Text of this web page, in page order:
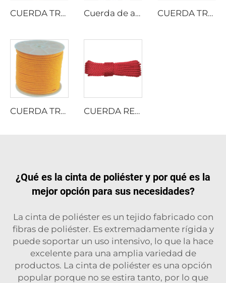
CUERDA TRENZADA DE PELÍCULA DIVIDIDA DE PP Cuerda de amarre de 8 hilos de multifilamento PP CUERDA TRENZADA DE PP DANLINE
CUERDA TRENZADA DE MONOFILAMENTO DE PP CUERDA RETORCIDA DE NYLON MULTIFILAMENTO
¿Qué es la cinta de poliéster y por qué es la
mejor opción para sus necesidades?
La cinta de poliéster es un tejido fabricado con
fibras de poliéster. Es extremadamente rígida y
puede soportar un uso intensivo, lo que la hace
excelente para una amplia variedad de
productos. La cinta de poliéster es una opción
popular porque no se estira tanto, por lo que